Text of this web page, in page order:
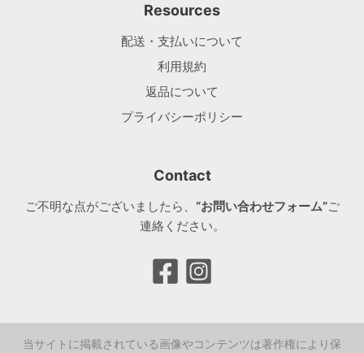
Resources
配送・支払いについて
利用規約
返品について
プライバシーポリシー
Contact
ご不明な点がございましたら、 “お問い合わせフォーム”ご
連絡ください。
当サイトに掲載されている画像やコンテンツは著作権により保